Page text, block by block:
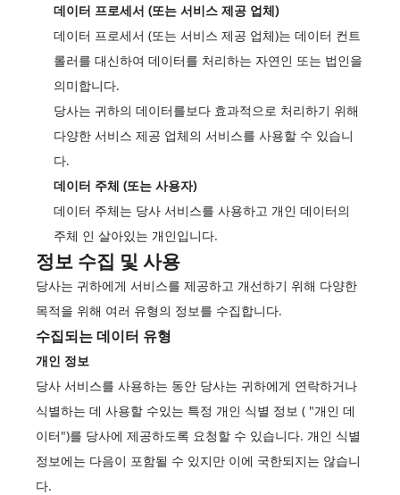
데이터 프로세서 (또는 서비스 제공 업체)
데이터 프로세서 (또는 서비스 제공 업체)는 데이터 컨트
롤러를 대신하여 데이터를 처리하는 자연인 또는 법인을
의미합니다.
당사는 귀하의 데이터를보다 효과적으로 처리하기 위해
다양한 서비스 제공 업체의 서비스를 사용할 수 있습니
다.
데이터 주체 (또는 사용자)
데이터 주체는 당사 서비스를 사용하고 개인 데이터의
주체 인 살아있는 개인입니다.
정보 수집 및 사용
당사는 귀하에게 서비스를 제공하고 개선하기 위해 다양한
목적을 위해 여러 유형의 정보를 수집합니다.
수집되는 데이터 유형
개인 정보
당사 서비스를 사용하는 동안 당사는 귀하에게 연락하거나
식별하는 데 사용할 수있는 특정 개인 식별 정보 ( "개인 데
이터")를 당사에 제공하도록 요청할 수 있습니다. 개인 식별
정보에는 다음이 포함될 수 있지만 이에 국한되지는 않습니
다.